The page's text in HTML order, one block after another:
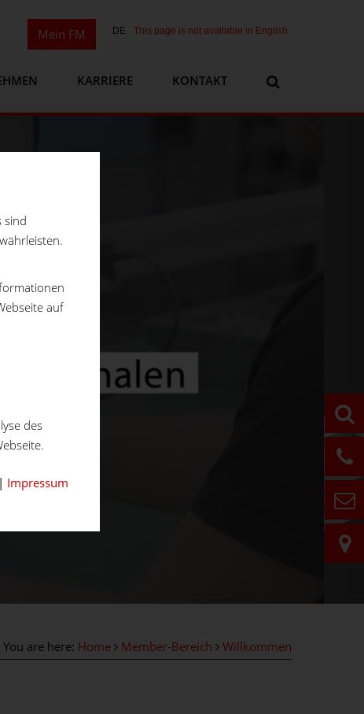
DE This page is not available in English
Mein FM
KARRIERE KONTAKT
You are here: Home Member-Bereich Willkommen
sind
auf
des
| Impressum